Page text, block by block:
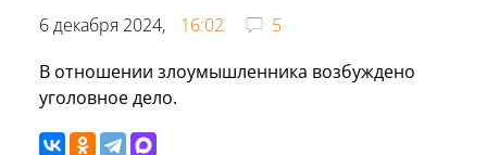
6 декабря 2024, 16:02
5
В отношении злоумышленника возбуждено
уголовное дело.